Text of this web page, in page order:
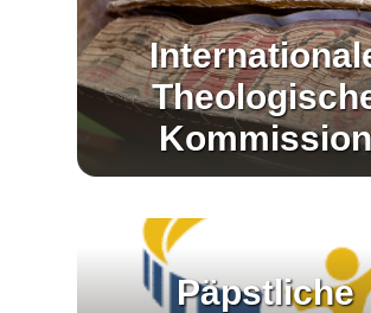
Kommission
Päpstliche